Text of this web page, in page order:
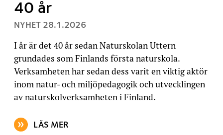
40 år
NYHET , PUBLICERAT:
28.1.2026
I år är det 40 år sedan Naturskolan Uttern
grundades som Finlands första naturskola.
Verksamheten har sedan dess varit en viktig aktör
inom natur- och miljöpedagogik och utvecklingen
av naturskolverksamheten i Finland.
LÄS MER
OM ARTIKELN: NATURSKOLAN UTTERN OCH NATUR